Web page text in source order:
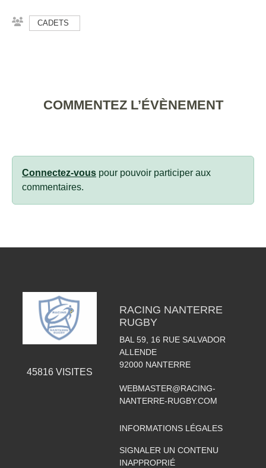
CADETS
COMMENTEZ L’ÉVÈNEMENT
Connectez-vous pour pouvoir participer aux
commentaires.
45816VISITES
RACING NANTERRE
RUGBY
BAL 59, 16 RUE SALVADOR
ALLENDE
92000 NANTERRE
WEBMASTER@RACING-
NANTERRE-RUGBY.COM
INFORMATIONS LÉGALES
SIGNALER UN CONTENU
INAPPROPRIÉ